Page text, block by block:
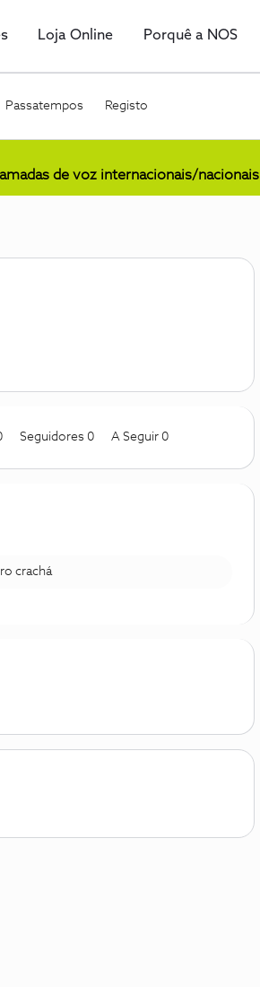
Loja Online Porquê a NOS
Passatempos Registo
de voz internacionais/nacionais
Seguidores 0 A Seguir 0
crachá